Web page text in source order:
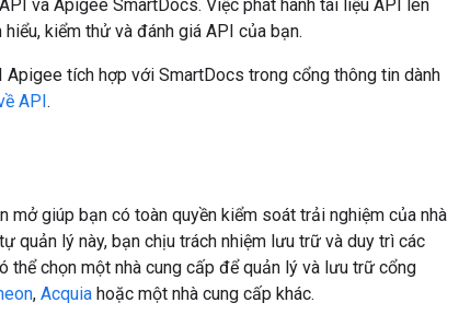
và Apigee SmartDocs. Việc phát hành tài liệu API lên
kiểm thử và đánh giá API của bạn.
tích hợp với SmartDocs trong cổng thông tin dành
API.
giúp bạn có toàn quyền kiểm soát trải nghiệm của nhà
quản lý này, bạn chịu trách nhiệm lưu trữ và duy trì các
thể chọn một nhà cung cấp để quản lý và lưu trữ cổng
, Acquia hoặc một nhà cung cấp khác.